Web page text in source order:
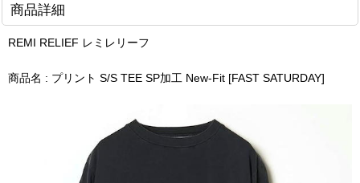
商品詳細
REMI RELIEF レミレリーフ
商品名 : プリント S/S TEE SP加工 New-Fit [FAST SATURDAY]